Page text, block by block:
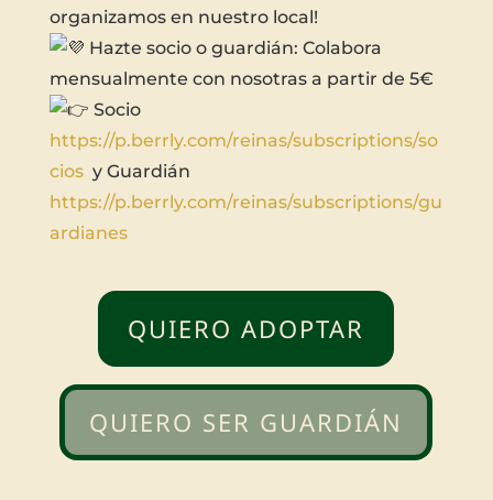
organizamos en nuestro local!
Hazte socio o guardián: Colabora
mensualmente con nosotras a partir de 5€
Socio
https://p.berrly.com/reinas/subscriptions/so
cios y Guardián
https://p.berrly.com/reinas/subscriptions/gu
ardianes
QUIERO ADOPTAR
QUIERO SER GUARDIÁN